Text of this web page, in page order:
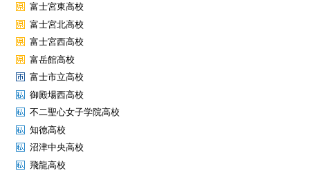
富士宮東高校
富士宮北高校
富士宮西高校
富岳館高校
富士市立高校
御殿場西高校
不二聖心女子学院高校
知徳高校
沼津中央高校
飛龍高校